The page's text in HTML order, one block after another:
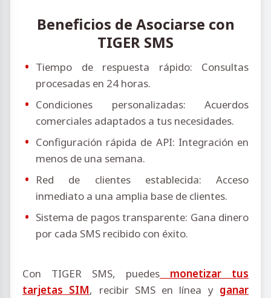
Beneficios de Asociarse con
TIGER SMS
Tiempo de respuesta rápido: Consultas
procesadas en 24 horas.
Condiciones personalizadas: Acuerdos
comerciales adaptados a tus necesidades.
Configuración rápida de API: Integración en
menos de una semana.
Red de clientes establecida: Acceso
inmediato a una amplia base de clientes.
Sistema de pagos transparente: Gana dinero
por cada SMS recibido con éxito.
Con TIGER SMS, puedes monetizar tus
tarjetas SIM, recibir SMS en línea y ganar